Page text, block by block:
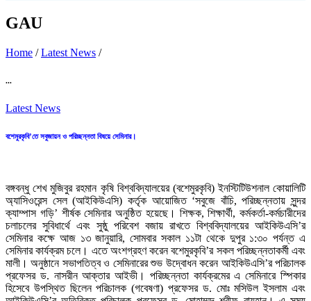
GAU
Home /Latest News /
...
Latest News
বশেমুরকৃবি’তে সবুজায়ন ও পরিচ্ছন্নতা বিষয়ে সেমিনার।
বঙ্গবন্ধু শেখ মুজিবুর রহমান কৃষি বিশ্ববিদ্যালয়ের (বশেমুরকৃবি) ইনস্টিটিউশনাল কোয়ালিটি
অ্যাসিওরেন্স সেল (আইকিউএসি) কর্তৃক আয়োজিত ‘সবুজে বাঁচি, পরিচ্ছন্নতায় সুন্দর
ক্যাম্পাস গড়ি’ শীর্ষক সেমিনার অনুষ্ঠিত হয়েছে। শিক্ষক, শিক্ষার্থী, কর্মকর্তা-কর্মচারীদের
চলাচলের সুবিধার্থে এবং সুষ্ঠু পরিবেশ বজায় রাখতে বিশ্ববিদ্যালয়ের আইকিউএসি’র
সেমিনার কক্ষে আজ ১৩ জানুয়ারি, সোমবার সকাল ১১টা থেকে দুপুর ১:৩০ পর্যন্ত এ
সেমিনার কার্যক্রম চলে। এতে অংশগ্রহণ করেন বশেমুরকৃবি’র সকল পরিচ্ছন্নতাকর্মী এবং
মালী। অনুষ্ঠানে সভাপতিত্ব ও সেমিনারের শুভ উদ্বোধন করেন আইকিউএসি’র পরিচালক
প্রফেসর ড. নাসরীন আক্তার আইভী। পরিচ্ছন্নতা কার্যক্রমের এ সেমিনারে স্পিকার
হিসেবে উপস্থিত ছিলেন পরিচালক (গবেষণা) প্রফেসর ড. মোঃ মসিউল ইসলাম এবং